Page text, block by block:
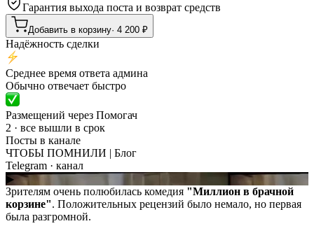
Гарантия выхода поста и возврат средств
Добавить в корзину· 4 200 ₽
Надёжность сделки
Среднее время ответа админа
Обычно отвечает быстро
Размещений через Помогач
2 · все вышли в срок
Посты в канале
ЧТОБЫ ПОМНИЛИ | Блог
Telegram · канал
▶
Зрителям очень полюбилась комедия "Миллион в брачной
корзине". Положительных рецензий было немало, но первая
была разгромной.